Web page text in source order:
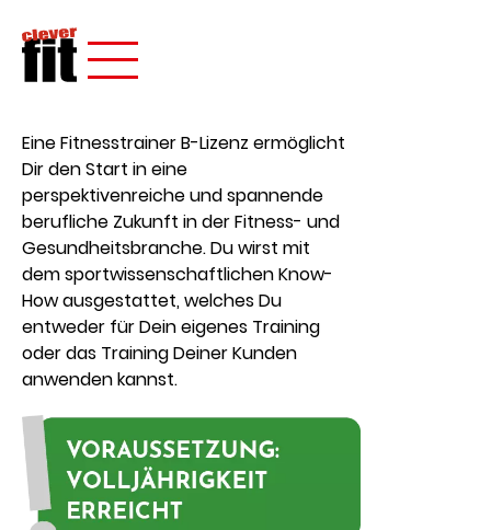
Eine Fitnesstrainer B-Lizenz ermöglicht
Dir den Start in eine
perspektivenreiche und spannende
berufliche Zukunft in der Fitness- und
Gesundheitsbranche. Du wirst mit
dem sportwissenschaftlichen Know-
How ausgestattet, welches Du
entweder für Dein eigenes Training
oder das Training Deiner Kunden
anwenden kannst.